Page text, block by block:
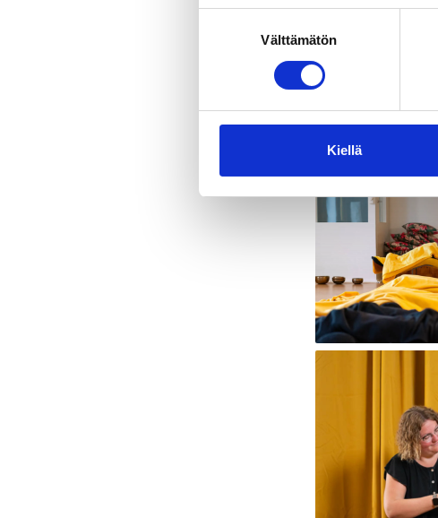
Välttämätön
Kiellä